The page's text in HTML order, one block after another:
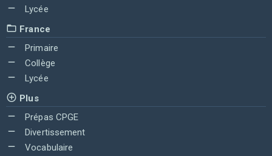
Lycée
France
Primaire
Collège
Lycée
Plus
Prépas CPGE
Divertissement
Vocabulaire